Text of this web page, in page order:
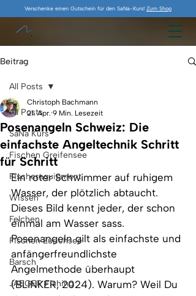
Verschenke einen Gutschein für den SaNa-Kurs! Zum Shop
Beitrag
All Posts
SaNa Kurs
Fischen Greifensee
Fischerequipment
Wissen
Felchen
Fischen Zürichsee
Barsch
JAEGER Fishing
All Posts
Posenangeln Schweiz: Die
einfachste Angeltechnik Schritt
für Schritt
Christoph Bachmann
21. Apr. 9 Min. Lesezeit
Ein roter Schwimmer auf ruhigem
Wasser, der plötzlich abtaucht.
Dieses Bild kennt jeder, der schon
einmal am Wasser sass.
Posenangeln gilt als einfachste und
anfängerfreundlichste
Angelmethode überhaupt
(BLINKER, 2024). Warum? Weil Du